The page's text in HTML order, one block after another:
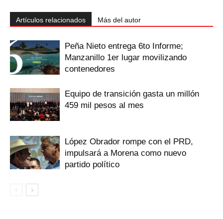
Artículos relacionados Más del autor
Peña Nieto entrega 6to Informe;
Manzanillo 1er lugar movilizando
contenedores
Equipo de transición gasta un millón
459 mil pesos al mes
López Obrador rompe con el PRD,
impulsará a Morena como nuevo
partido político